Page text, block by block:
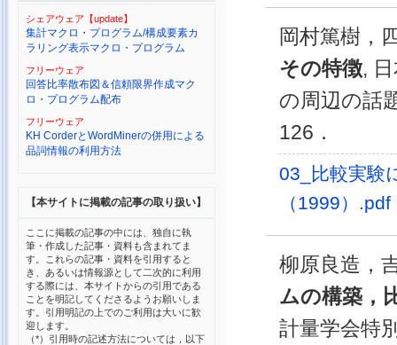
シェアウェア【update】
集計マクロ・プログラム/構成要素カ
ラリング表示マクロ・プログラム
フリーウェア
回答比率散布図＆信頼限界作成マク
ロ・プログラム配布
フリーウェア
KH CorderとWordMinerの併用による
品詞情報の利用方法
【本サイトに掲載の記事の取り扱い】
ここに掲載の記事の中には、独自に執
筆・作成した記事・資料も含まれてま
す。これらの記事・資料を引用すると
き、あるいは情報源として二次的に利用
する際には、本サイトからの引用である
ことを明記してくださるようお願いしま
す。引用明記の上でのご利用は大いに歓
迎します。
（*）引用時の記述方法については，以下
岡村篤樹，
その特徴,
の周辺の話
126．
03_比較実験
（1999）.pdf
柳原良造，
ムの構築，
計量学会特